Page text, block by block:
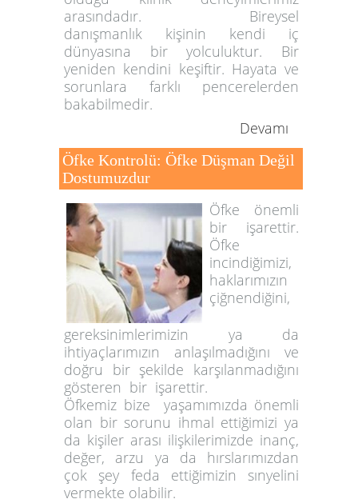
arasındadır. Bireysel
danışmanlık kişinin kendi iç
dünyasına bir yolculuktur. Bir
yeniden kendini keşiftir. Hayata ve
sorunlara farklı pencerelerden
bakabilmedir.
Devamı
Öfke Kontrolü: Öfke Düşman Değil
Dostumuzdur
Öfke önemli
bir işarettir.
Öfke
incindiğimizi,
haklarımızın
çiğnendiğini,
gereksinimlerimizin ya da
ihtiyaçlarımızın anlaşılmadığını ve
doğru bir şekilde karşılanmadığını
gösteren bir işarettir.
Öfkemiz bize yaşamımızda önemli
olan bir sorunu ihmal ettiğimizi ya
da kişiler arası ilişkilerimizde inanç,
değer, arzu ya da hırslarımızdan
çok şey feda ettiğimizin sınyelini
vermekte olabilir.